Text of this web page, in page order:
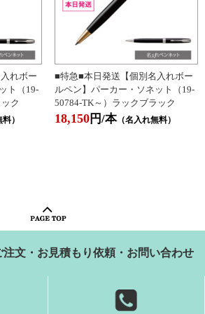
れボー
ト（19-
ク
）
■特急■本日発送【個別名入れボー
ルペン】パーカー・ソネット（19-
50784-TK～）ラックブラック
18,150円/本（名入れ無料）
文・お見積もり依頼・お問い合わせ